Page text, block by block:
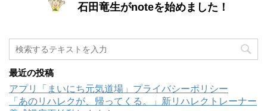
石田竜生がnoteを始めました！
最近の投稿
アプリ「まいにち元気道場」プライバシーポリシー
「あのリハレクが、帰ってくる。」新リハレクトレーナー